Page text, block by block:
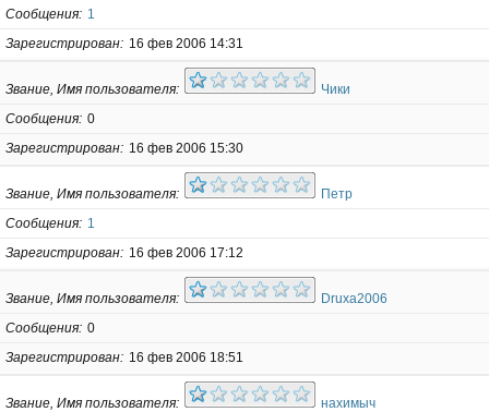
Сообщения
1
Зарегистрирован
16 фев 2006 14:31
Звание, Имя пользователя
Чики
Сообщения 0
Зарегистрирован
16 фев 2006 15:30
Звание, Имя пользователя
Петр
Сообщения
1
Зарегистрирован
16 фев 2006 17:12
Звание, Имя пользователя
Druxa2006
Сообщения 0
Зарегистрирован
16 фев 2006 18:51
Звание, Имя пользователя
нахимыч